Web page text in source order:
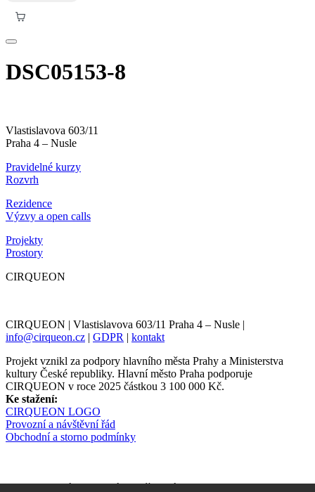
DSC05153-8
Vlastislavova 603/11
Praha 4 – Nusle
Pravidelné kurzy
Rozvrh
Rezidence
Výzvy a open calls
Projekty
Prostory
CIRQUEON
CIRQUEON | Vlastislavova 603/11 Praha 4 – Nusle |
info@cirqueon.cz | GDPR | kontakt
Projekt vznikl za podpory hlavního města Prahy a Ministerstva
kultury České republiky. Hlavní město Praha podporuje
CIRQUEON v roce 2025 částkou 3 100 000 Kč.
Ke stažení:
CIRQUEON LOGO
Provozní a návštěvní řád
Obchodní a storno podmínky
Newsletter informuje s předstihem